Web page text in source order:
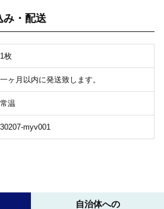
み・配送
1枚
一ヶ月以内に発送致します。
常温
30207-myv001
自治体への